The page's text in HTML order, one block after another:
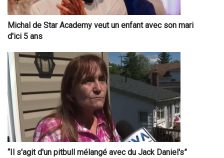
Michal de Star Academy veut un enfant avec son mari
d'ici 5 ans
“Il s'agit d'un pitbull mélangé avec du Jack Daniel's”